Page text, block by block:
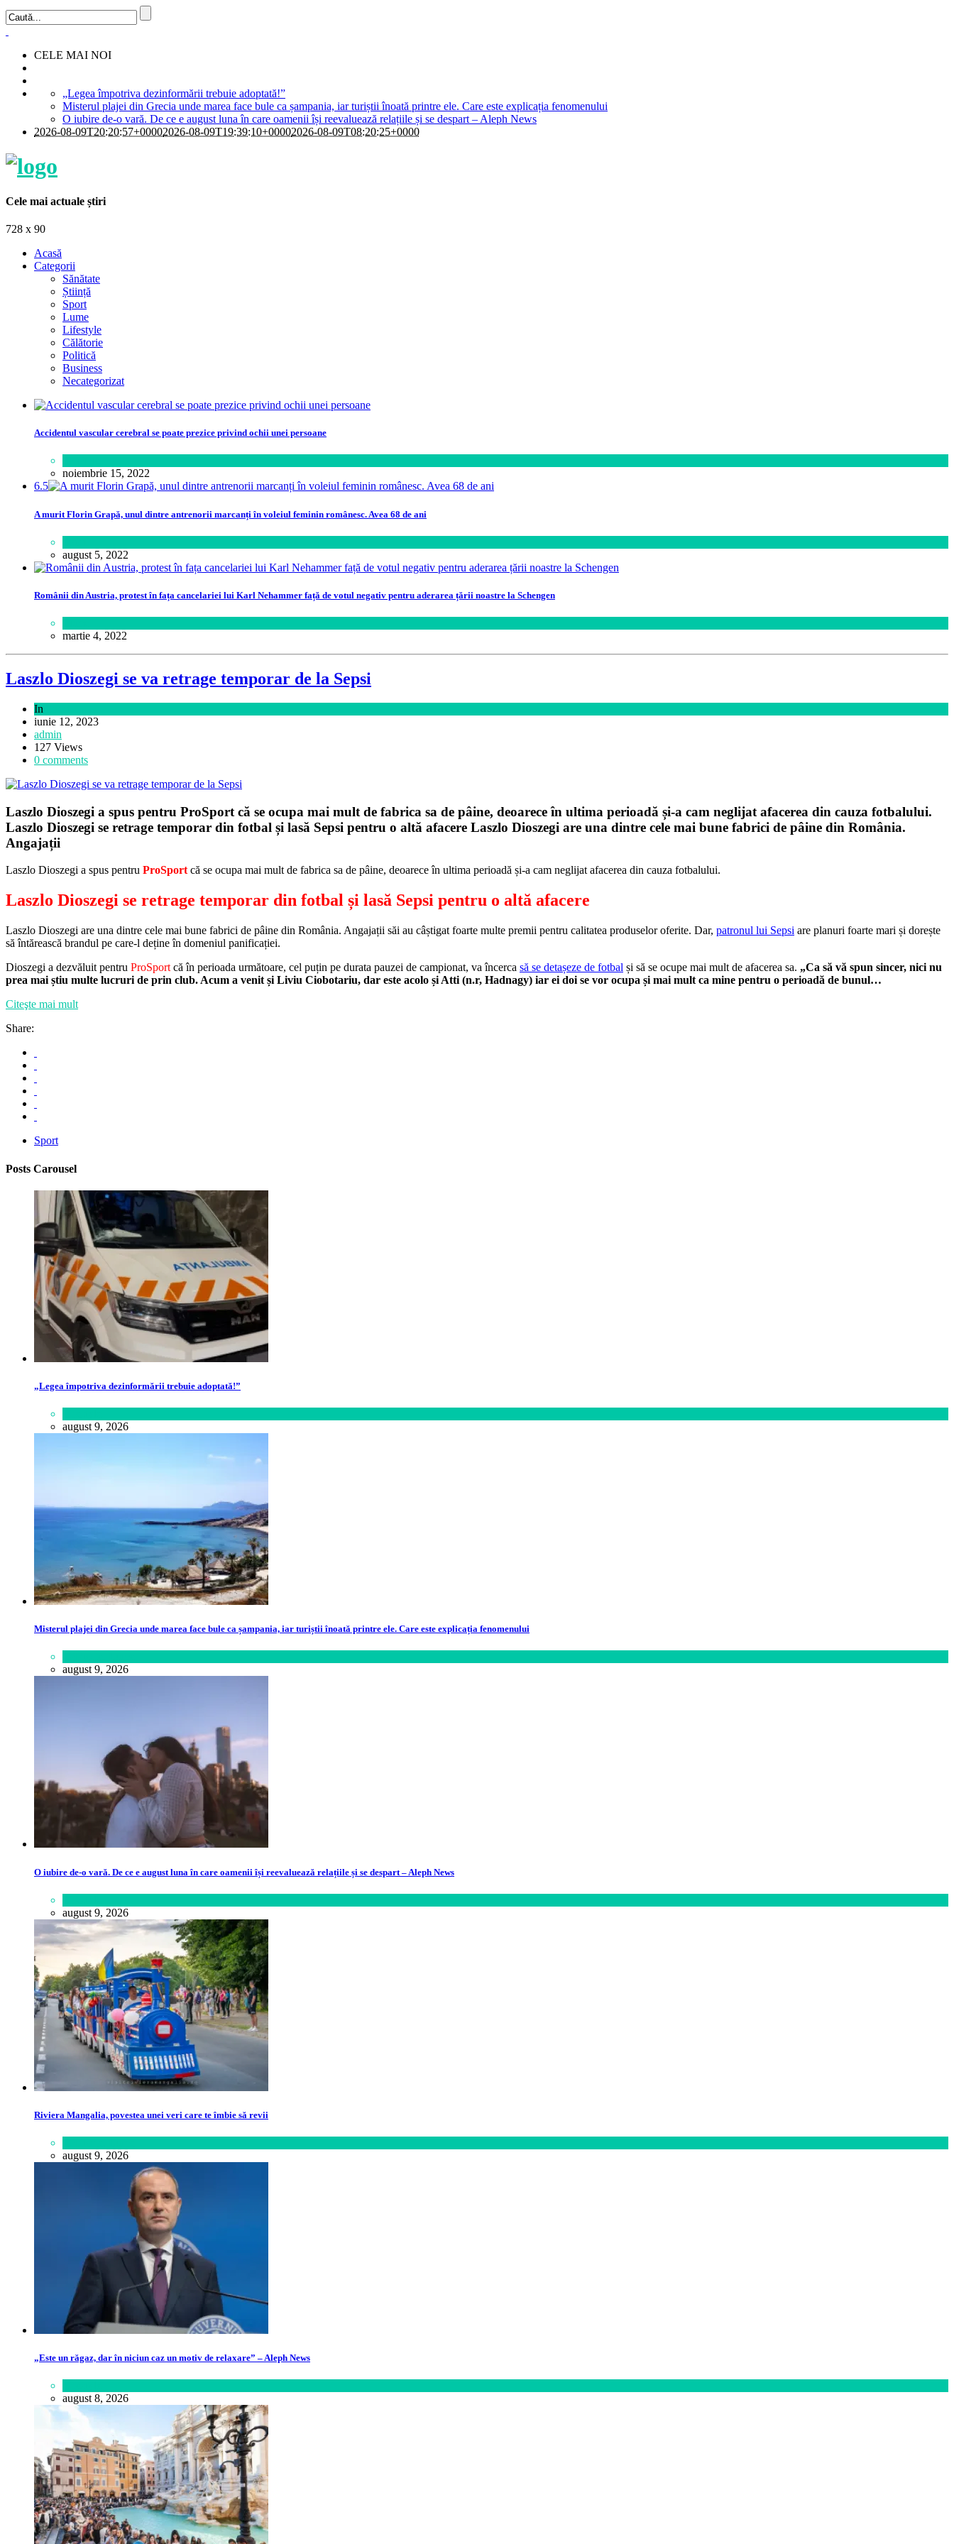
CELE MAI NOI
„Legea împotriva dezinformării trebuie adoptată!”
Misterul plajei din Grecia unde marea face bule ca șampania, iar turiștii înoată printre ele. Care este explicația fenomenului
O iubire de-o vară. De ce e august luna în care oamenii își reevaluează relațiile și se despart – Aleph News
2026-08-09T20:20:57+00002026-08-09T19:39:10+00002026-08-09T08:20:25+0000
Cele mai actuale știri
728 x 90
Acasă
Categorii
Sănătate
Știință
Sport
Lume
Lifestyle
Călătorie
Politică
Business
Necategorizat
Accidentul vascular cerebral se poate prezice privind ochii unei persoane
noiembrie 15, 2022
6.5
A murit Florin Grapă, unul dintre antrenorii marcanți în voleiul feminin românesc. Avea 68 de ani
august 5, 2022
Românii din Austria, protest în fața cancelariei lui Karl Nehammer față de votul negativ pentru aderarea țării noastre la Schengen
martie 4, 2022
Laszlo Dioszegi se va retrage temporar de la Sepsi
In
iunie 12, 2023
admin
127 Views
0 comments
Laszlo Dioszegi a spus pentru ProSport că se ocupa mai mult de fabrica sa de pâine, deoarece în ultima perioadă și-a cam neglijat afacerea din cauza fotbalului.
Laszlo Dioszegi se retrage temporar din fotbal și lasă Sepsi pentru o altă afacere Laszlo Dioszegi are una dintre cele mai bune fabrici de pâine din România.
Angajații
Laszlo Dioszegi a spus pentru ProSport că se ocupa mai mult de fabrica sa de pâine, deoarece în ultima perioadă și-a cam neglijat afacerea din cauza fotbalului.
Laszlo Dioszegi se retrage temporar din fotbal și lasă Sepsi pentru o altă afacere
Laszlo Dioszegi are una dintre cele mai bune fabrici de pâine din România. Angajații săi au câștigat foarte multe premii pentru calitatea produselor oferite. Dar, patronul lui Sepsi are planuri foarte mari și dorește
să întărească brandul pe care-l deține în domeniul panificației.
Dioszegi a dezvăluit pentru ProSport că în perioada următoare, cel puțin pe durata pauzei de campionat, va încerca să se detașeze de fotbal și să se ocupe mai mult de afacerea sa. „Ca să vă spun sincer, nici nu
prea mai știu multe lucruri de prin club. Acum a venit și Liviu Ciobotariu, dar este acolo și Atti (n.r, Hadnagy) iar ei doi se vor ocupa și mai mult ca mine pentru o perioadă de bunul…
Citeşte mai mult
Share:
Sport
Posts Carousel
„Legea împotriva dezinformării trebuie adoptată!”
august 9, 2026
Misterul plajei din Grecia unde marea face bule ca șampania, iar turiștii înoată printre ele. Care este explicația fenomenului
august 9, 2026
O iubire de-o vară. De ce e august luna în care oamenii își reevaluează relațiile și se despart – Aleph News
august 9, 2026
Riviera Mangalia, povestea unei veri care te îmbie să revii
august 9, 2026
„Este un răgaz, dar în niciun caz un motiv de relaxare” – Aleph News
august 8, 2026